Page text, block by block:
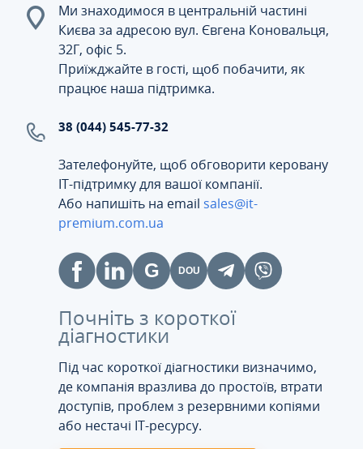
Ми знаходимося в центральній частині
Києва за адресою вул. Євгена Коновальця,
32Г, офіс 5.
Приїжджайте в гості, щоб побачити, як
працює наша підтримка.
38 (044) 545-77-32
Зателефонуйте, щоб обговорити керовану
ІТ-підтримку для вашої компанії.
Або напишіть на email sales@it-
premium.com.ua
Почніть з короткої
діагностики
Під час короткої діагностики визначимо,
де компанія вразлива до простоїв, втрати
доступів, проблем з резервними копіями
або нестачі IT-ресурсу.